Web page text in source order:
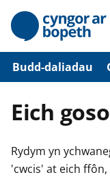
N
d
Budd-daliadau
Eich
Rydym yn
'cwcis' at eich